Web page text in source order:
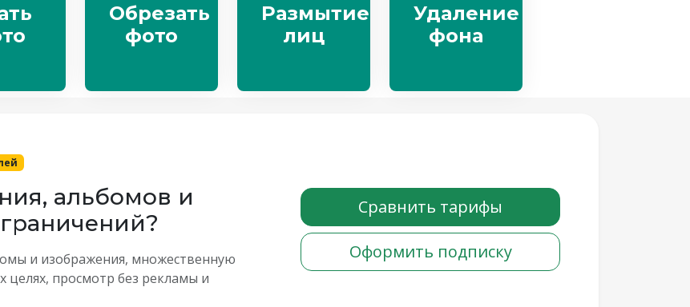
Обрезать
фото
Размытие
лиц
Удаление
фона
альбомов и
и изображения, множественную
целях, просмотр без рекламы и
Сравнить тарифы
Оформить подписку